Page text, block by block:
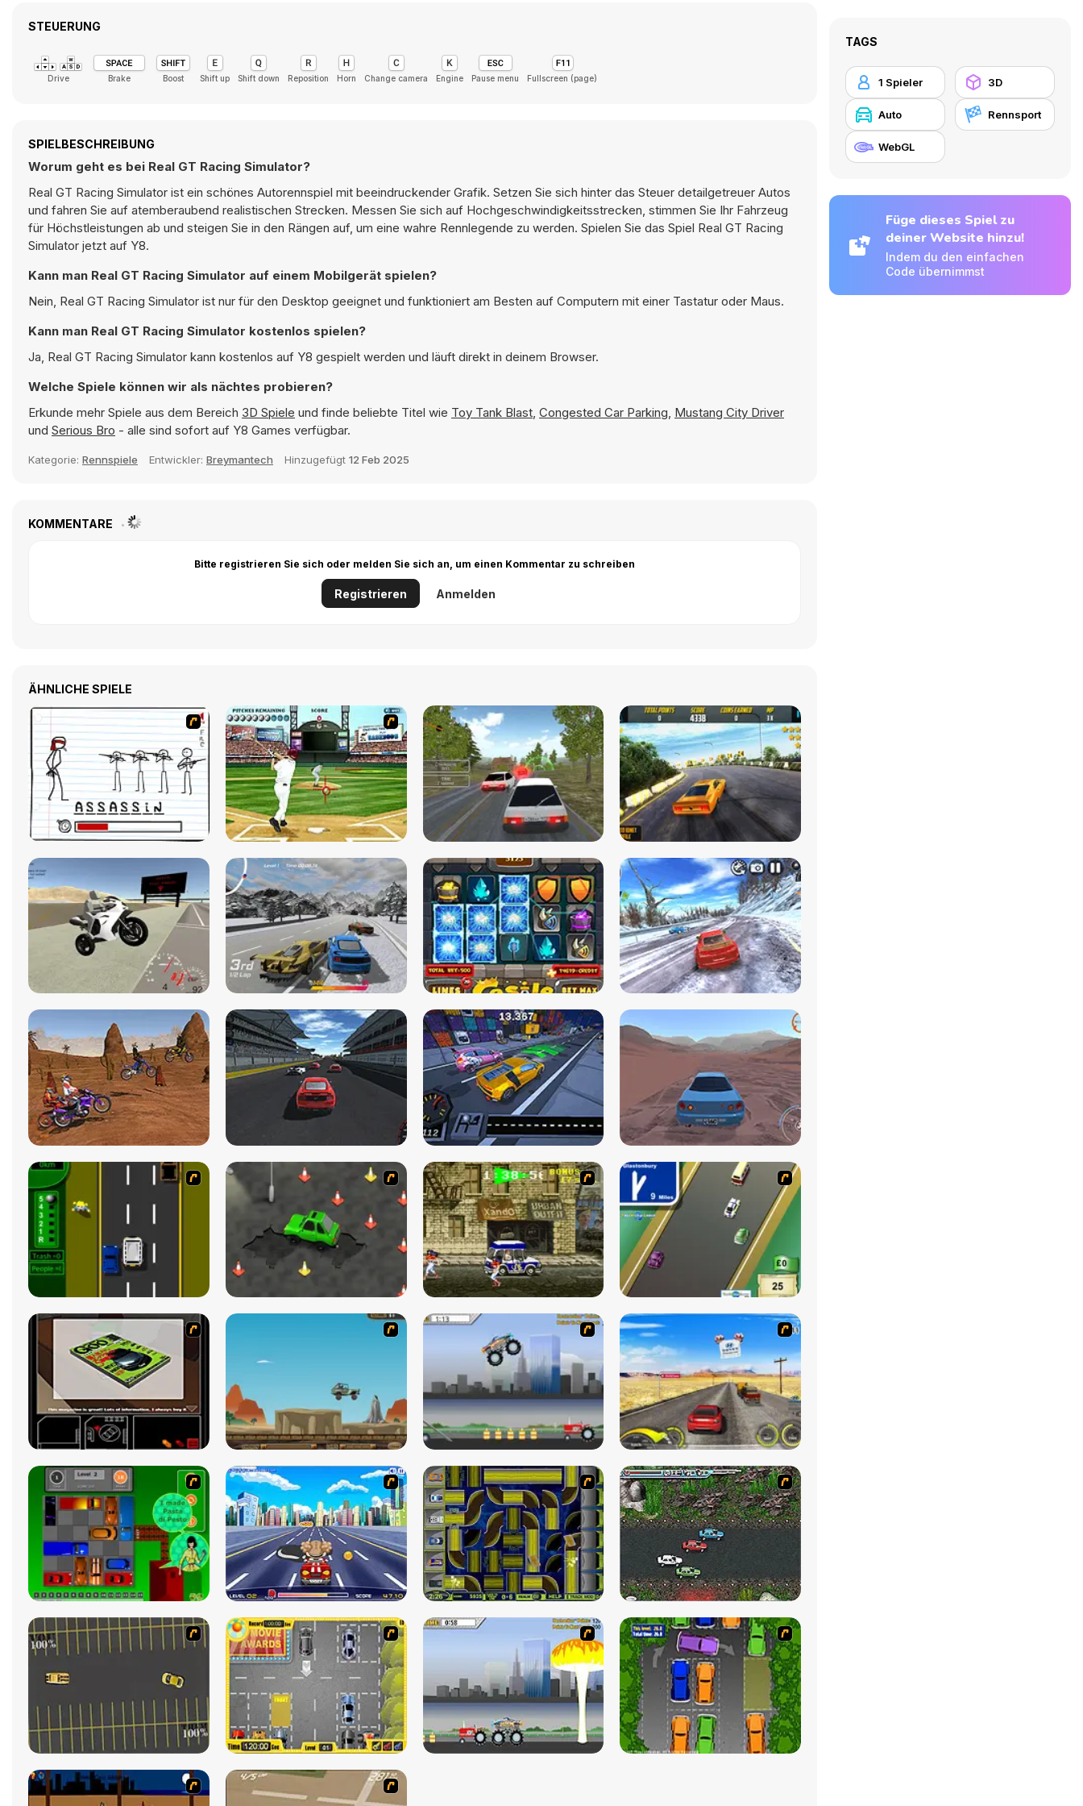
STEUERUNG
Drive Brake Boost Shift up Shift down Reposition Horn Change camera Engine Pause menu Fullscreen (page)
SPIELBESCHREIBUNG
Worum geht es bei Real GT Racing Simulator?
Real GT Racing Simulator ist ein schönes Autorennspiel mit beeindruckender Grafik. Setzen Sie sich hinter das Steuer detailgetreuer Autos
und fahren Sie auf atemberaubend realistischen Strecken. Messen Sie sich auf Hochgeschwindigkeitsstrecken, stimmen Sie Ihr Fahrzeug
für Höchstleistungen ab und steigen Sie in den Rängen auf, um eine wahre Rennlegende zu werden. Spielen Sie das Spiel Real GT Racing
Simulator jetzt auf Y8.
Kann man Real GT Racing Simulator auf einem Mobilgerät spielen?
Nein, Real GT Racing Simulator ist nur für den Desktop geeignet und funktioniert am Besten auf Computern mit einer Tastatur oder Maus.
Kann man Real GT Racing Simulator kostenlos spielen?
Ja, Real GT Racing Simulator kann kostenlos auf Y8 gespielt werden und läuft direkt in deinem Browser.
Welche Spiele können wir als nächtes probieren?
Erkunde mehr Spiele aus dem Bereich 3D Spiele und finde beliebte Titel wie Toy Tank Blast, Congested Car Parking, Mustang City Driver
und Serious Bro - alle sind sofort auf Y8 Games verfügbar.
Kategorie: Rennspiele Entwickler: Breymantech Hinzugefügt 12 Feb 2025
KOMMENTARE
Bitte registrieren Sie sich oder melden Sie sich an, um einen Kommentar zu schreiben
Registrieren Anmelden
ÄHNLICHE SPIELE
TAGS
1 Spieler 3D
Auto Rennsport
WebGL
Füge dieses Spiel zu
deiner Website hinzu!
Indem du den einfachen
Code übernimmst